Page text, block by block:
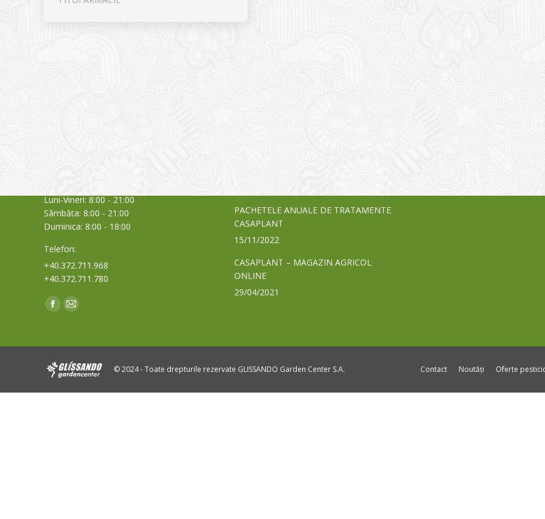
Luni-Vineri: 8:00 - 21:00
Sâmbăta: 8:00 - 21:00
Duminica: 8:00 - 18:00
Telefon:
+40.372.711.968
+40.372.711.780
Find us on:
Facebook
new
Mail
new
PACHETELE ANUALE DE TRATAMENTE
CASAPLANT
15/11/2022
CASAPLANT – MAGAZIN AGRICOL
ONLINE
29/04/2021
© 2024 - Toate drepturile rezervate GLISSANDO Garden Center S.A. Contact Noutăți Oferte